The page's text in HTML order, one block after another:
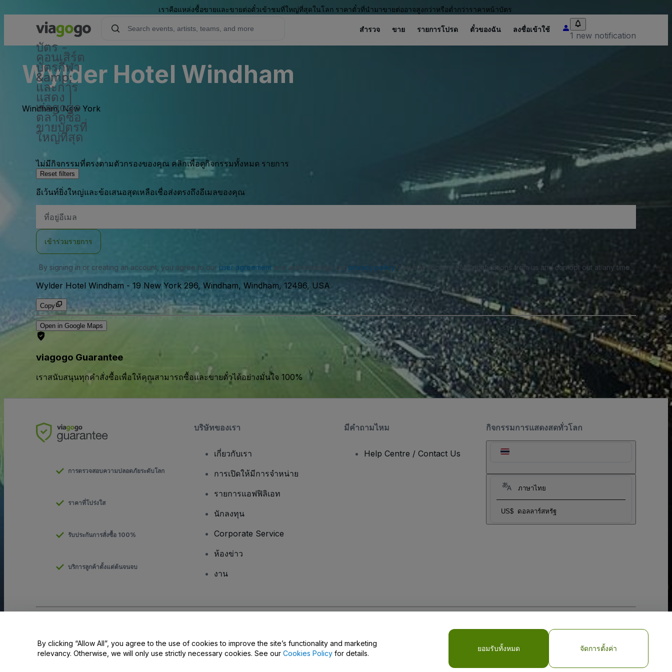
เราคือแหล่งซื้อขายและขายต่อตั๋วเข้าชมที่ใหญ่ที่สุดในโลก ราคาตั๋วที่นำมาขายต่ออาจสูงกว่าหรือต่ำกว่าราคาหน้าบัตร
บัตร -
คอนเสิร์ต
บัตรกีฬา
&amp;
และการ
แสดง |
viagogo
ตลาดซื้อ
ขายบัตรที่
ใหญ่ที่สุด
สำรวจ ขาย รายการโปรด ตั๋วของฉัน ลงชื่อเข้าใช้
1 new notification
Wylder Hotel Windham
Windham, New York
ไม่มีกิจกรรมที่ตรงตามตัวกรองของคุณ คลิกเพื่อดูกิจกรรมทั้งหมด รายการ
Reset filters
อีเว้นท์ยิ่งใหญ่และข้อเสนอสุดเหลือเชื่อส่งตรงถึงอีเมลของคุณ
อยู่
เข้าร่วมรายการ
By signing in or creating an account, you agree to our user agreementand acknowledge our privacy policy. You may receive SMS notifications from us and can opt out at any time.
Wylder Hotel Windham - 19 New York 296, Windham, Windham, 12496, USA
Copy
Open in Google Maps
viagogo Guarantee
เราสนับสนุนทุกคําสั่งซื้อเพื่อให้คุณสามารถซื้อและขายตั๋วได้อย่างมั่นใจ 100%
กิจกรรมการแสดงสดทั่วโลก
ภาษาไทย
US$ ดอลลาร์สหรัฐ
การตรวจสอบความปลอดภัยระดับโลก
ราคาที่โปร่งใส
รับประกันการสั่งซื้อ 100%
บริการลูกค้าตั้งแต่ต้นจนจบ
บริษัทของเรา
เกี่ยวกับเรา
การเปิดให้มีการจำหน่าย
รายการแอฟฟิลิเอท
นักลงทุน
Corporate Service
ห้องข่าว
งาน
มีคําถามไหม
Help Centre / Contact Us
การใช้เว็บไซต์นี้ถือเป็นการยอมรับใน
ข้อตกลงและเงื่อนไข และ นโยบายความเป็นส่วนตัวและ นโยบายคุกกี้และ นโยบายความเป็นส่วนตัวบนมือถือ
By clicking “Allow All”, you agree to the use of cookies to improve the site’s functionality and marketing
relevancy. Otherwise, we will only use strictly necessary cookies. See our Cookies Policy for details.
ยอมรับทั้งหมด จัดการตั้งค่า